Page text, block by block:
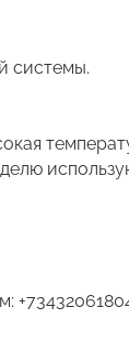
системы.